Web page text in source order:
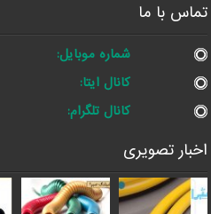
تماس با ما
شماره موبایل:
کانال ایتا:
کانال تلگرام:
اخبار تصویری